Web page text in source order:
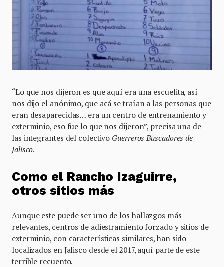
“Lo que nos dijeron es que aquí era una escuelita, así
nos dijo el anónimo, que acá se traían a las personas que
eran desaparecidas… era un centro de entrenamiento y
exterminio, eso fue lo que nos dijeron”, precisa una de
las integrantes del colectivo Guerreros Buscadores de
Jalisco.
Como el Rancho Izaguirre,
otros sitios más
Aunque este puede ser uno de los hallazgos más
relevantes, centros de adiestramiento forzado y sitios de
exterminio, con características similares, han sido
localizados en Jalisco desde el 2017, aquí parte de este
terrible recuento.